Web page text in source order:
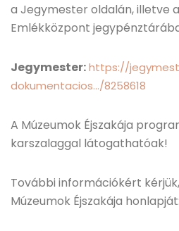
a Jegymester oldalán, illetve
Emlékközpont
Jegymester:https://
dokumentacios…/8258618
A Múzeumok Éjszakája
karszalaggal látogathatóak!
További információkért
Múzeumok Éjszakája honlapját: